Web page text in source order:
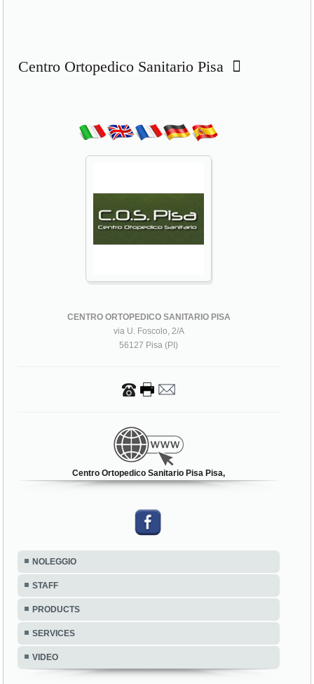
Centro Ortopedico Sanitario Pisa
CENTRO ORTOPEDICO SANITARIO PISA
via U. Foscolo, 2/A
56127 Pisa (PI)
Centro Ortopedico Sanitario Pisa Pisa,
NOLEGGIO
STAFF
PRODUCTS
SERVICES
VIDEO